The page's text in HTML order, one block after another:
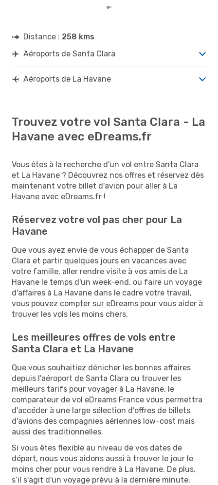
Distance : 258 kms
Aéroports de Santa Clara
Aéroports de La Havane
Trouvez votre vol Santa Clara - La
Havane avec eDreams.fr
Vous êtes à la recherche d'un vol entre Santa Clara
et La Havane ? Découvrez nos offres et réservez dès
maintenant votre billet d'avion pour aller à La
Havane avec eDreams.fr !
Réservez votre vol pas cher pour La
Havane
Que vous ayez envie de vous échapper de Santa
Clara et partir quelques jours en vacances avec
votre famille, aller rendre visite à vos amis de La
Havane le temps d'un week-end, ou faire un voyage
d'affaires à La Havane dans le cadre votre travail,
vous pouvez compter sur eDreams pour vous aider à
trouver les vols les moins chers.
Les meilleures offres de vols entre
Santa Clara et La Havane
Que vous souhaitiez dénicher les bonnes affaires
depuis l'aéroport de Santa Clara ou trouver les
meilleurs tarifs pour voyager à La Havane, le
comparateur de vol eDreams France vous permettra
d'accéder à une large sélection d’offres de billets
d'avions des compagnies aériennes low-cost mais
aussi des traditionnelles.
Si vous êtes flexible au niveau de vos dates de
départ, nous vous aidons aussi à trouver le jour le
moins cher pour vous rendre à La Havane. De plus,
s’il s'agit d'un voyage prévu à la dernière minute,